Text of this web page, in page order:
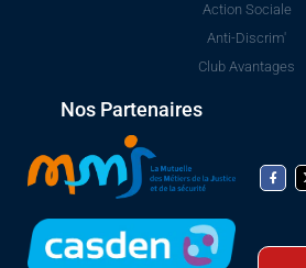
Action Sociale
Anti-Discrim'
Club Avantages
Nos Partenaires